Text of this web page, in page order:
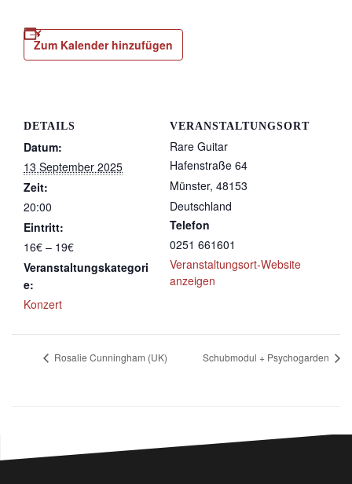
Zum Kalender hinzufügen
DETAILS
Datum:
13 September 2025
Zeit:
20:00
Eintritt:
16€ – 19€
Veranstaltungskategori
e:
Konzert
VERANSTALTUNGSORT
Rare Guitar
Hafenstraße 64
Münster, 48153
Deutschland
Telefon
0251 661601
Veranstaltungsort-Website
anzeigen
Rosalie Cunningham (UK) Schubmodul + Psychogarden